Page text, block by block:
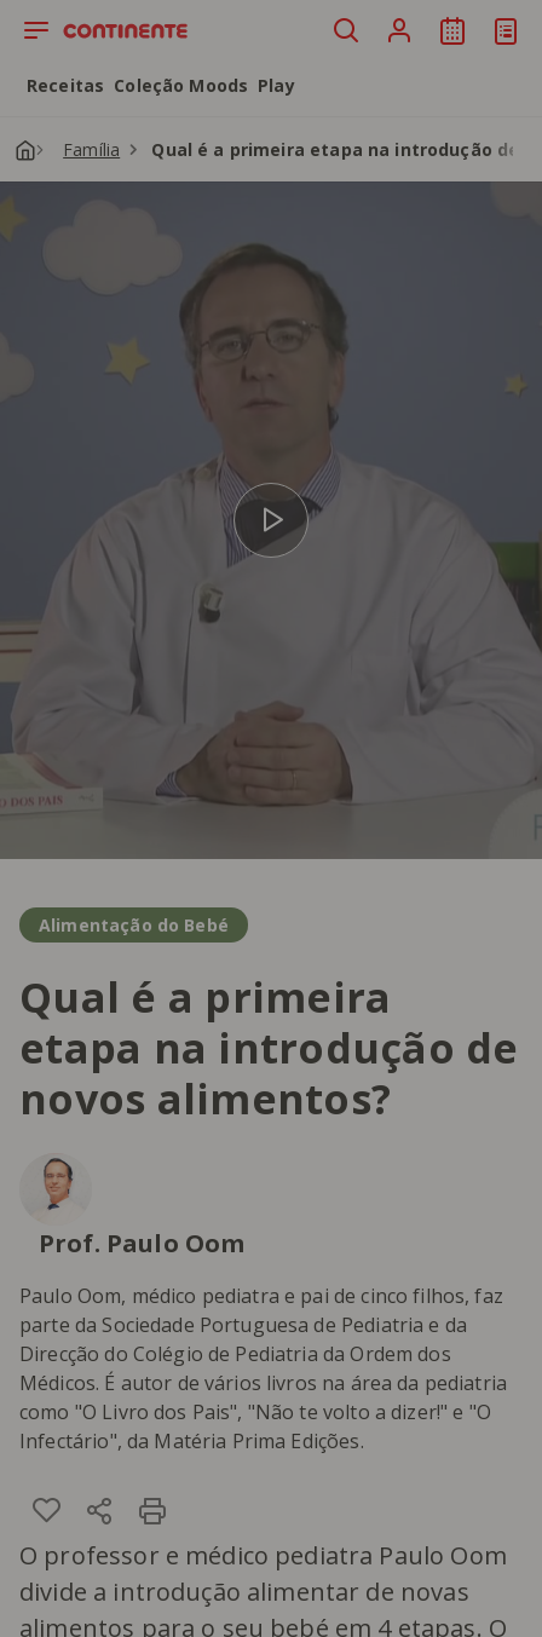
Saltar para o conteúdo principal
Receitas Coleção Moods Play
Família Qual é a primeira etapa na introdução de
Alimentação do Bebé
Qual é a primeira
etapa na introdução de
novos alimentos?
Prof. Paulo Oom
Paulo Oom, médico pediatra e pai de cinco filhos, faz
parte da Sociedade Portuguesa de Pediatria e da
Direcção do Colégio de Pediatria da Ordem dos
Médicos. É autor de vários livros na área da pediatria
como "O Livro dos Pais", "Não te volto a dizer!" e "O
Infectário", da Matéria Prima Edições.
O professor e médico pediatra Paulo Oom
divide a introdução alimentar de novas
alimentos para o seu bebé em 4 etapas. O